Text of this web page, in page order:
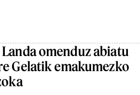
omenduz abiatu
Gelatik emakumezko